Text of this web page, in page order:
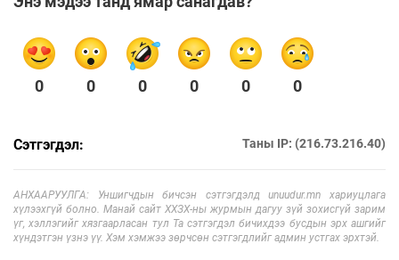
0 0 0 0 0 0
Сэтгэгдэл: Таны IP: (216.73.216.40)
АНХААРУУЛГА: Уншигчдын бичсэн сэтгэгдэлд unuudur.mn хариуцлага
хүлээхгүй болно. Манай сайт ХХЗХ-ны журмын дагуу зүй зохисгүй зарим
үг, хэллэгийг хязгаарласан тул Та сэтгэгдэл бичихдээ бусдын эрх ашгийг
хүндэтгэн үзнэ үү. Хэм хэмжээ зөрчсөн сэтгэгдлийг админ устгах эрхтэй.